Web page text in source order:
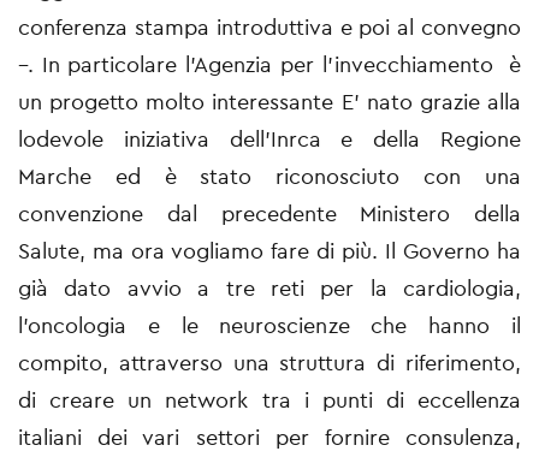
conferenza stampa introduttiva e poi al convegno
–. In particolare l’Agenzia per l’invecchiamento è
un progetto molto interessante E’ nato grazie alla
lodevole iniziativa dell’Inrca e della Regione
Marche ed è stato riconosciuto con una
convenzione dal precedente Ministero della
Salute, ma ora vogliamo fare di più. Il Governo ha
già dato avvio a tre reti per la cardiologia,
l’oncologia e le neuroscienze che hanno il
compito, attraverso una struttura di riferimento,
di creare un network tra i punti di eccellenza
italiani dei vari settori per fornire consulenza,